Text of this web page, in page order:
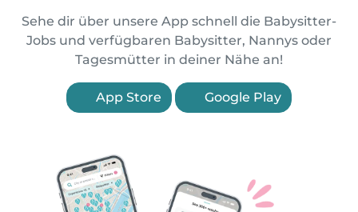
Sehe dir über unsere App schnell die Babysitter-
Jobs und verfügbaren Babysitter, Nannys oder
Tagesmütter in deiner Nähe an!
App Store Google Play